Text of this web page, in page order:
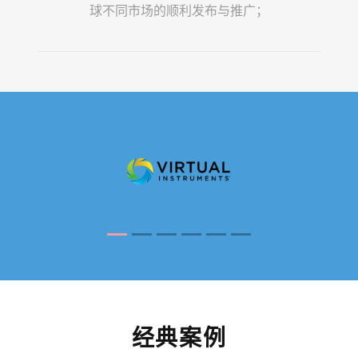
球不同市场的顺利发布与推广；
经典案例